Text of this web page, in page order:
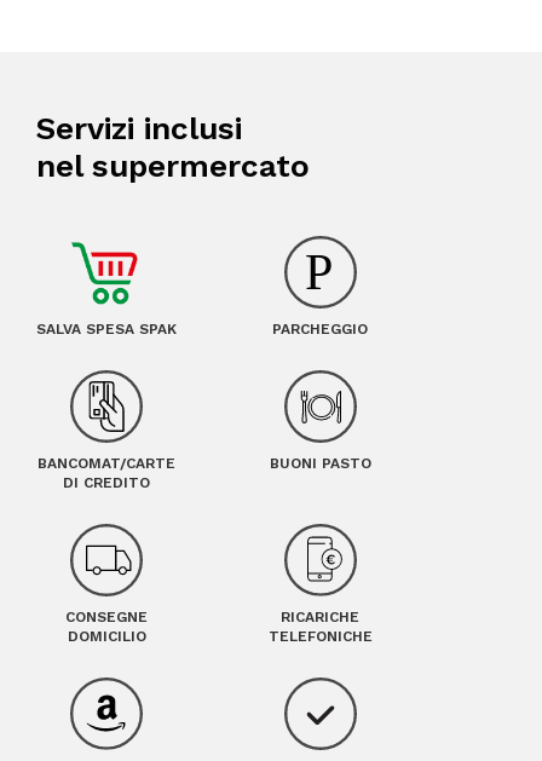
Servizi inclusi
nel supermercato
SALVA SPESA SPAK PARCHEGGIO
BANCOMAT/CARTE
DI CREDITO
BUONI PASTO
CONSEGNE
DOMICILIO
RICARICHE
TELEFONICHE